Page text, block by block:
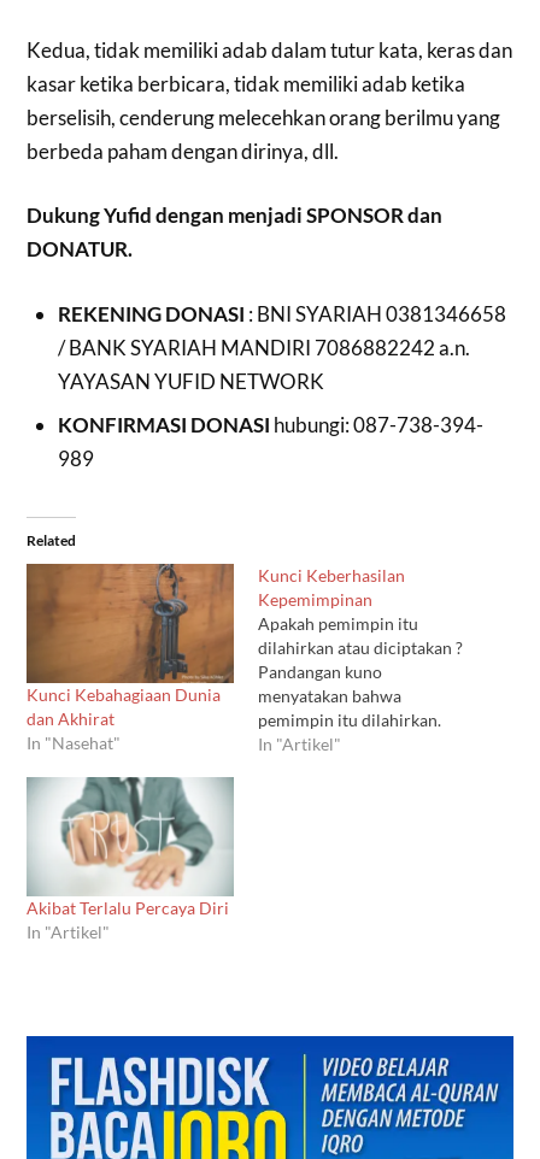
Kedua, tidak memiliki adab dalam tutur kata, keras dan
kasar ketika berbicara, tidak memiliki adab ketika
berselisih, cenderung melecehkan orang berilmu yang
berbeda paham dengan dirinya, dll.
Dukung Yufid dengan menjadi SPONSOR dan
DONATUR.
REKENING DONASI : BNI SYARIAH 0381346658
/ BANK SYARIAH MANDIRI 7086882242 a.n.
YAYASAN YUFID NETWORK
KONFIRMASI DONASI hubungi: 087-738-394-
989
Related
Kunci Kebahagiaan Dunia
dan Akhirat
In "Nasehat"
Kunci Keberhasilan
Kepemimpinan
Apakah pemimpin itu
dilahirkan atau diciptakan ?
Pandangan kuno
menyatakan bahwa
pemimpin itu dilahirkan.
Saya sendiri kurang
Anda bertanya apa
perbedaan antara
pemimpin…
In "Artikel"
Akibat Terlalu Percaya Diri
In "Artikel"